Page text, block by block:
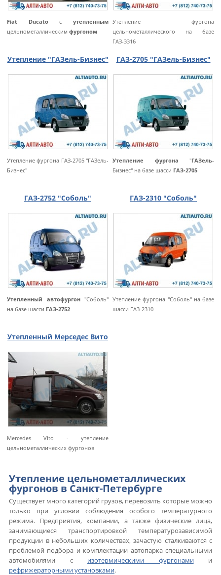
Fiat Ducatoсутепленным
цельнометаллическим фургоном
Утепление фургона
цельнометаллического на базе
ГАЗ-3316
Утепление "ГАЗель-Бизнес"
Утепление фургона ГАЗ-2705 "ГАЗель-
Бизнес"
ГАЗ-2705 "ГАЗель-Бизнес"
Утепление фургона "ГАЗель-
Бизнес" на базе шасси ГАЗ-2705
ГАЗ-2752 "Соболь"
Утепленный автофургон"Соболь"
на базе шасси ГАЗ-2752
ГАЗ-2310 "Соболь"
Утепление фургона "Соболь" на базе
шасси ГАЗ-2310
Утепленный Мерседес Вито
Mercedes Vito - утепление
цельнометаллических фургонов
Утепление цельнометаллических
фургонов в Санкт-Петербурге
Существует много категорий грузов, перевозить которые можно
только при условии соблюдения особого температурного
режима. Предприятия, компании, а также физические лица,
занимающиеся транспортировкой температурозависимой
продукции в небольших количествах, зачастую сталкиваются с
проблемой подбора и комплектации автопарка специальными
автомобилями с изотермическими фургонамии
рефрижераторными установками.